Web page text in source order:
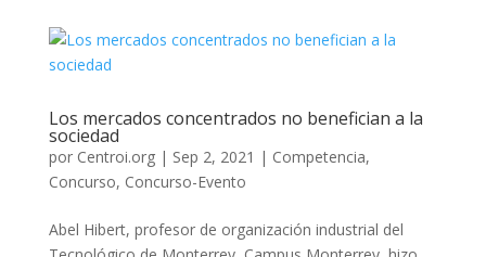
Los mercados concentrados no benefician a la
sociedad
por Centroi.org| Sep 2, 2021 | Competencia,
Concurso, Concurso-Evento
Abel Hibert, profesor de organización industrial del